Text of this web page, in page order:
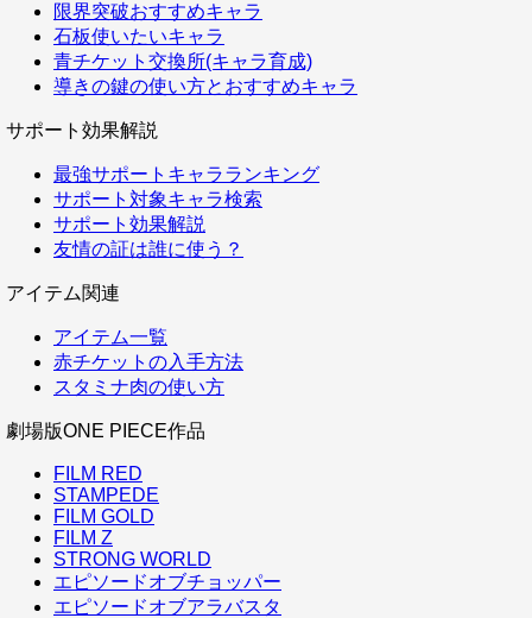
限界突破おすすめキャラ
石板使いたいキャラ
青チケット交換所(キャラ育成)
導きの鍵の使い方とおすすめキャラ
サポート効果解説
最強サポートキャラランキング
サポート対象キャラ検索
サポート効果解説
友情の証は誰に使う？
アイテム関連
アイテム一覧
赤チケットの入手方法
スタミナ肉の使い方
劇場版ONE PIECE作品
FILM RED
STAMPEDE
FILM GOLD
FILM Z
STRONG WORLD
エピソードオブチョッパー
エピソードオブアラバスタ